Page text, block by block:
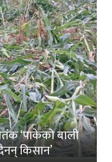
‘पाकेको बाली
किसान’